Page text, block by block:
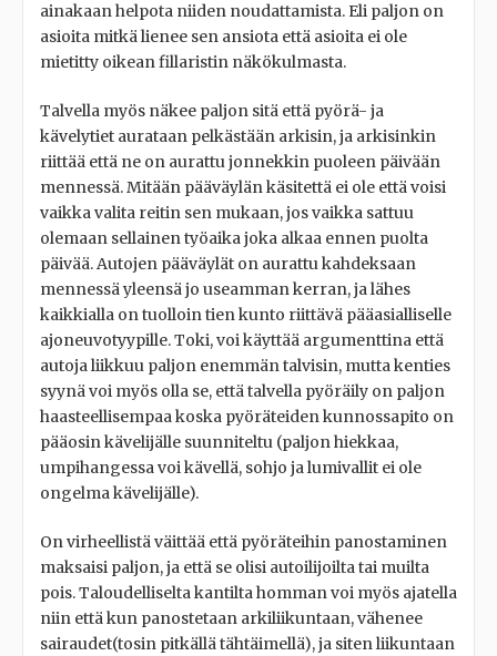
ainakaan helpota niiden noudattamista. Eli paljon on
asioita mitkä lienee sen ansiota että asioita ei ole
mietitty oikean fillaristin näkökulmasta.
Talvella myös näkee paljon sitä että pyörä- ja
kävelytiet aurataan pelkästään arkisin, ja arkisinkin
riittää että ne on aurattu jonnekkin puoleen päivään
mennessä. Mitään pääväylän käsitettä ei ole että voisi
vaikka valita reitin sen mukaan, jos vaikka sattuu
olemaan sellainen työaika joka alkaa ennen puolta
päivää. Autojen pääväylät on aurattu kahdeksaan
mennessä yleensä jo useamman kerran, ja lähes
kaikkialla on tuolloin tien kunto riittävä pääasialliselle
ajoneuvotyypille. Toki, voi käyttää argumenttina että
autoja liikkuu paljon enemmän talvisin, mutta kenties
syynä voi myös olla se, että talvella pyöräily on paljon
haasteellisempaa koska pyöräteiden kunnossapito on
pääosin kävelijälle suunniteltu (paljon hiekkaa,
umpihangessa voi kävellä, sohjo ja lumivallit ei ole
ongelma kävelijälle).
On virheellistä väittää että pyöräteihin panostaminen
maksaisi paljon, ja että se olisi autoilijoilta tai muilta
pois. Taloudelliselta kantilta homman voi myös ajatella
niin että kun panostetaan arkiliikuntaan, vähenee
sairaudet(tosin pitkällä tähtäimellä), ja siten liikuntaan